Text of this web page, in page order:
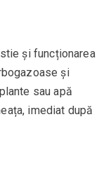
și funcționarea
și
sau apă
imediat după